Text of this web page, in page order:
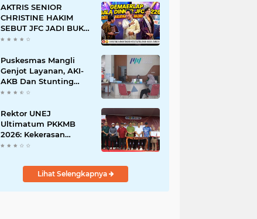
AKTRIS SENIOR
CHRISTINE HAKIM
SEBUT JFC JADI BUKTI
KREATIVITAS ANAK
Puskesmas Mangli
Genjot Layanan, AKI-
AKB Dan Stunting
Ditekan
Rektor UNEJ
Ultimatum PKKMB
2026: Kekerasan
Dilarang, Dekan Turun
Lihat Selengkapnya